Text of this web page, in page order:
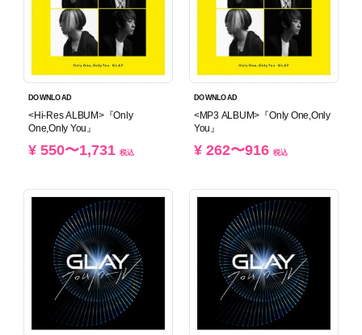
DOWNLOAD
<Hi-Res ALBUM>『Only
One,Only You』
¥ 550〜1,731 税込
DOWNLOAD
<MP3 ALBUM>『Only One,Only
You』
¥ 262〜916 税込